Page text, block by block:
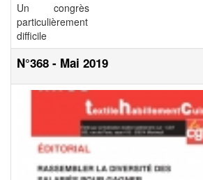
Un congrès
particulièrement
difficile
N°368 - Mai 2019